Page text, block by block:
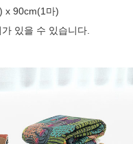
x 90cm(1마)
있을 수 있습니다.